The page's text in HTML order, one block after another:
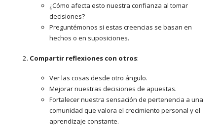
¿Cómo afecta esto nuestra confianza al tomar
decisiones?
Preguntémonos si estas creencias se basan en
hechos o en suposiciones.
Compartir reflexiones con otros:
Ver las cosas desde otro ángulo.
Mejorar nuestras decisiones de apuestas.
Fortalecer nuestra sensación de pertenencia a una
comunidad que valora el crecimiento personal y el
aprendizaje constante.